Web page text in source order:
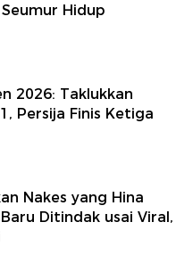
Hidup
2026: Taklukkan
Persija Finis Ketiga
Nakes yang Hina
Baru Ditindak usai Viral,